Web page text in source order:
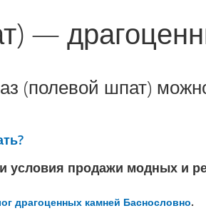
—
(полевой шпат)
условия продажи модных и
драгоценных камней Баснословно.